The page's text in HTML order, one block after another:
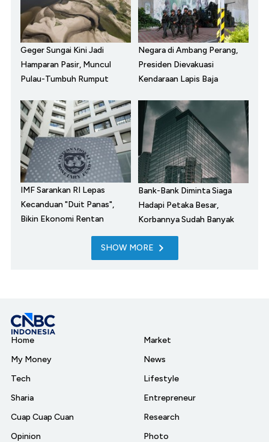
Geger Sungai Kini Jadi
Hamparan Pasir, Muncul
Pulau-Tumbuh Rumput
Negara di Ambang Perang,
Presiden Dievakuasi
Kendaraan Lapis Baja
IMF Sarankan RI Lepas
Kecanduan "Duit Panas",
Bikin Ekonomi Rentan
Bank-Bank Diminta Siaga
Hadapi Petaka Besar,
Korbannya Sudah Banyak
SHOW MORE
Home
My Money
Tech
Sharia
Cuap Cuap Cuan
Opinion
Market
News
Lifestyle
Entrepreneur
Research
Photo